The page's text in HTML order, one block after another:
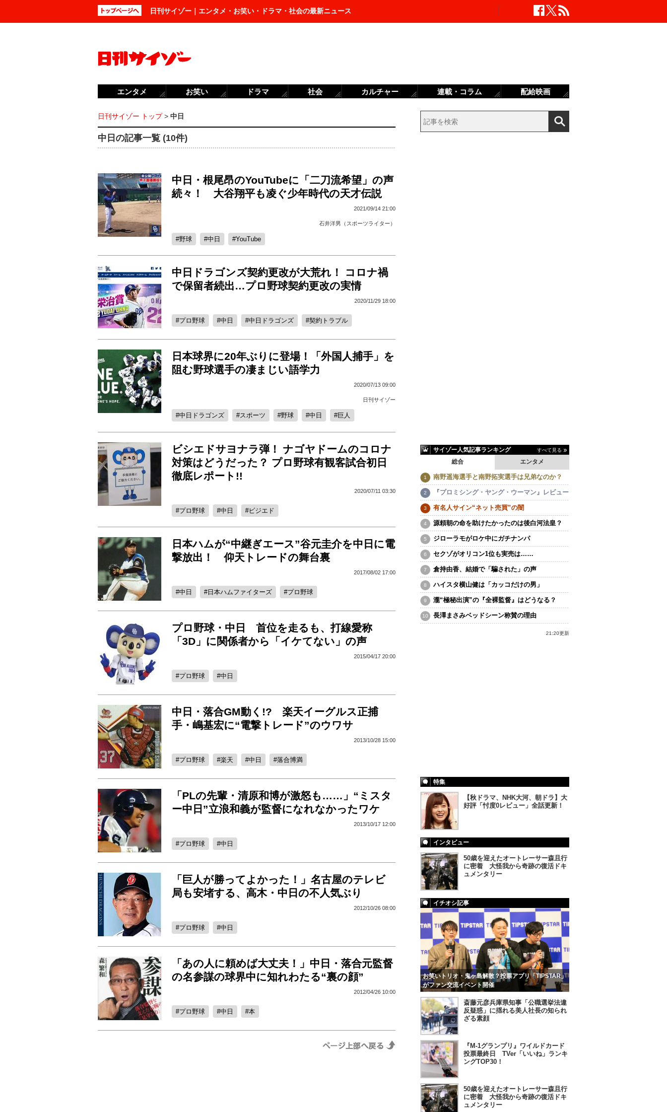
日刊サイゾー｜エンタメ・お笑い・ドラマ・社会の最新ニュース
日刊サイゾー トップ> 中日
中日の記事一覧 (10件)
中日・根尾昂のYouTubeに「二刀流希望」の声
続々！ 大谷翔平も凌ぐ少年時代の天才伝説
2021/09/14 21:00
石井洋男（スポーツライター）
野球 中日 YouTube
中日ドラゴンズ契約更改が大荒れ！ コロナ禍
で保留者続出…プロ野球契約更改の実情
2020/11/29 18:00
プロ野球 中日 中日ドラゴンズ 契約トラブル
日本球界に20年ぶりに登場！「外国人捕手」を
阻む野球選手の凄まじい語学力
2020/07/13 09:00
日刊サイゾー
中日ドラゴンズ スポーツ 野球 中日 巨人
ビシエドサヨナラ弾！ ナゴヤドームのコロナ
対策はどうだった？ プロ野球有観客試合初日
徹底レポート!!
2020/07/11 03:30
プロ野球 中日 ビジエド
日本ハムが“中継ぎエース”谷元圭介を中日に電
撃放出！ 仰天トレードの舞台裏
2017/08/02 17:00
中日 日本ハムファイターズ プロ野球
プロ野球・中日 首位を走るも、打線愛称
「3D」に関係者から「イケてない」の声
2015/04/17 20:00
プロ野球 中日
中日・落合GM動く!? 楽天イーグルス正捕
手・嶋基宏に“電撃トレード”のウワサ
2013/10/28 15:00
プロ野球 楽天 中日 落合博満
「PLの先輩・清原和博が激怒も……」“ミスタ
ー中日”立浪和義が監督になれなかったワケ
2013/10/17 12:00
プロ野球 中日
「巨人が勝ってよかった！」名古屋のテレビ
局も安堵する、高木・中日の不人気ぶり
2012/10/26 08:00
プロ野球 中日
「あの人に頼めば大丈夫！」中日・落合元監督
の名参謀の球界中に知れわたる“裏の顔”
2012/04/26 10:00
プロ野球 中日 本
サイゾー人気記事ランキング すべて見る
エンタメ
総合
南野遥海選手と南野拓実選手は兄弟なのか？
『プロミシング・ヤング・ウーマン』レビュー
有名人サイン“ネット売買”の闇
源頼朝の命を助けたかったのは後白河法皇？
ジローラモがロケ中にガチナンパ
セクゾがオリコン1位も実売は……
倉持由香、結婚で「騙された」の声
ハイスタ横山健は「カッコだけの男」
瀧“極秘出演”の『全裸監督』はどうなる？
長澤まさみベッドシーン称賛の理由
21:20更新
特集
【秋ドラマ、NHK大河、朝ドラ】大
好評「忖度0レビュー」全話更新！
インタビュー
50歳を迎えたオートレーサー森且行
に密着 大怪我から奇跡の復活ドキ
ュメンタリー
イチオシ記事
お笑いトリオ・鬼ヶ島解散？投票アプリ「TIPSTAR」
がファン交流イベント開催
斎藤元彦兵庫県知事「公職選挙法違
反疑惑」に揺れる美人社長の知られ
ざる素顔
『M-1グランプリ』ワイルドカード
投票最終日 TVer「いいね」ランキ
ングTOP30！
50歳を迎えたオートレーサー森且行
に密着 大怪我から奇跡の復活ドキ
ュメンタリー
エンタメ お笑い ドラマ 社会 カルチャー 連載・コラム 配給映画